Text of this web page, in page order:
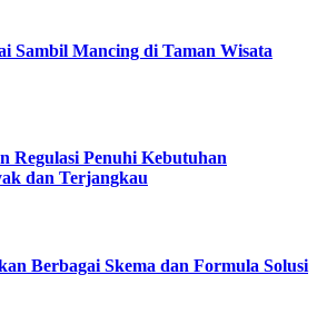
Sambil Mancing di Taman Wisata
Regulasi Penuhi Kebutuhan
dan Terjangkau
Berbagai Skema dan Formula Solusi